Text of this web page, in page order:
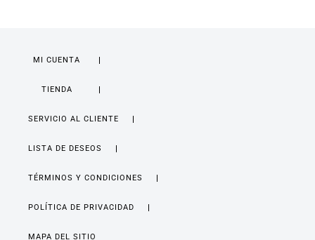
MI CUENTA
TIENDA
SERVICIO AL CLIENTE
LISTA DE DESEOS
TÉRMINOS Y CONDICIONES
POLÍTICA DE PRIVACIDAD
MAPA DEL SITIO